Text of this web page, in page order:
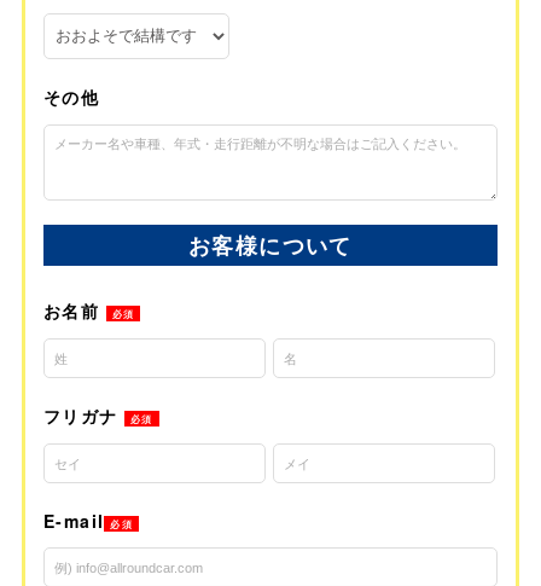
その他
お客様について
お名前 必須
フリガナ 必須
E-mail 必須